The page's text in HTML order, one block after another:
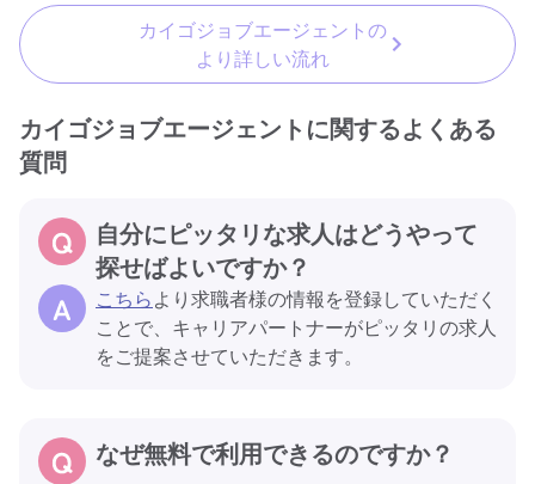
カイゴジョブエージェントの
より詳しい流れ
カイゴジョブエージェントに関するよくある
質問
自分にピッタリな求人はどうやって
探せばよいですか？
こちらより求職者様の情報を登録していただく
ことで、キャリアパートナーがピッタリの求人
をご提案させていただきます。
なぜ無料で利用できるのですか？